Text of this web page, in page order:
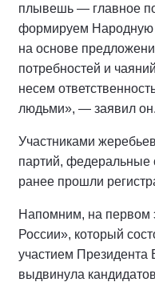
плывешь — главное
формируем Народную
на основе
потребностей и
несем
людьми», — заявил он.
Участниками
партий, федеральные
ранее прошли
Напомним, на первом
России», который
участием Президента
выдвинула